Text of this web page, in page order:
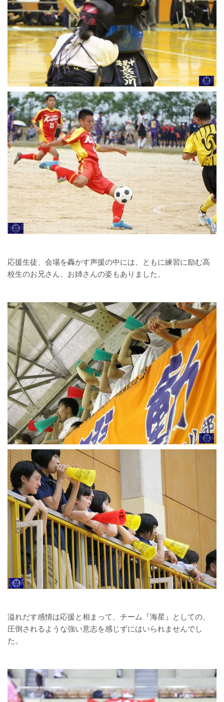
応援生徒、会場を轟かす声援の中には、ともに練習に励む高
校生のお兄さん、お姉さんの姿もありました。
溢れだす感情は応援と相まって、チーム『海星』としての、
圧倒されるような強い意志を感じずにはいられませんでし
た。